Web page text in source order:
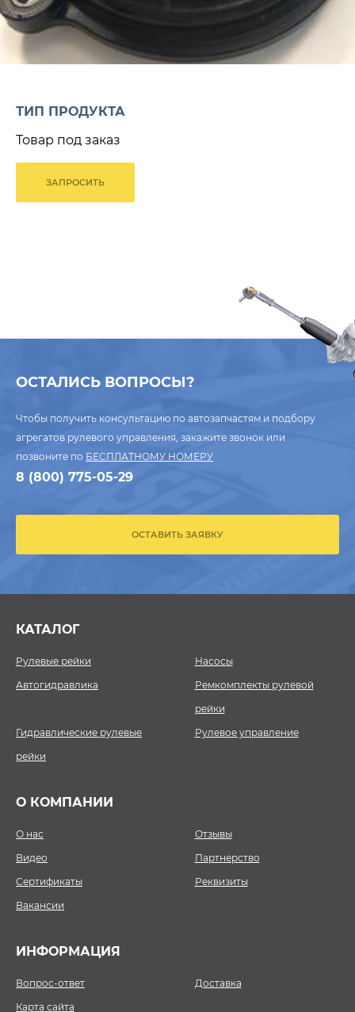
ТИП ПРОДУКТА
Товар под заказ
ЗАПРОСИТЬ
ОСТАЛИСЬ ВОПРОСЫ?
Чтобы получить консультацию по автозапчастям и подбору
агрегатов рулевого управления, закажите звонок или
позвоните по БЕСПЛАТНОМУ НОМЕРУ
8 (800) 775-05-29
ОСТАВИТЬ ЗАЯВКУ
КАТАЛОГ
Рулевые рейки
Насосы
Автогидравлика
Ремкомплекты рулевой
рейки
Гидравлические рулевые
рейки
Рулевое управление
О КОМПАНИИ
О нас
Отзывы
Видео
Партнерство
Сертификаты
Реквизиты
Вакансии
ИНФОРМАЦИЯ
Вопрос-ответ
Доставка
Карта сайта